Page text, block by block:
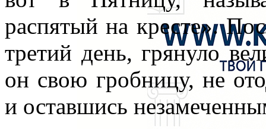
распятый на кресте».
третий день, грянуло
он свою гробницу, не
и оставшись